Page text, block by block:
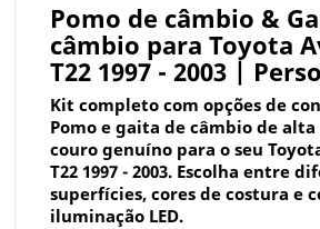
Pomo de câmbio &
câmbio para Toyota
T22 1997 - 2003 |
Kit completo com opções de
Pomo e gaita de câmbio de
couro genuíno para o seu
T22 1997 - 2003. Escolha entre
superfícies, cores de costura e
iluminação LED.